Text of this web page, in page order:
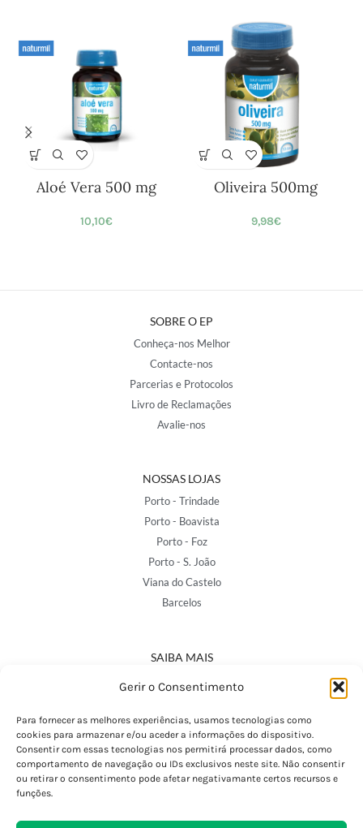
Gerir o Consentimento
Para fornecer as melhores experiências, usamos tecnologias como
cookies para armazenar e/ou aceder a informações do dispositivo.
Consentir com essas tecnologias nos permitirá processar dados, como
comportamento de navegação ou IDs exclusivos neste site. Não consentir
ou retirar o consentimento pode afetar negativamante certos recursos e
funções.
Aloé Vera 500 mg
10,10€
Oliveira 500mg
9,98€
SOBRE O EP
Conheça-nos Melhor
Contacte-nos
Parcerias e Protocolos
Livro de Reclamações
Avalie-nos
NOSSAS LOJAS
Porto - Trindade
Porto - Boavista
Porto - Foz
Porto - S. João
Viana do Castelo
Barcelos
SAIBA MAIS
Política de Privacidade
Termos e Condições
Perguntas Frequentes
Custos de Envio
Encomendas Internacionais
Devoluções e Trocas